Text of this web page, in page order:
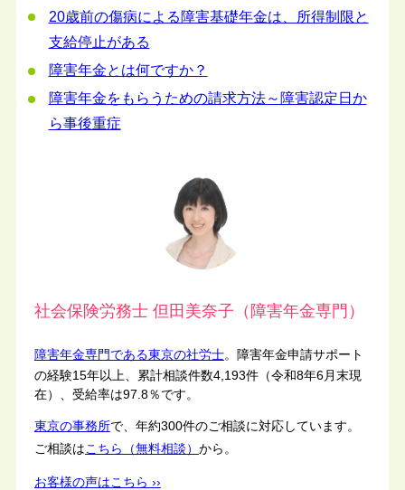
20歳前の傷病による障害基礎年金は、所得制限と
支給停止がある
障害年金とは何ですか？
障害年金をもらうための請求方法～障害認定日か
ら事後重症
社会保険労務士 但田美奈子（障害年金専門）
障害年金専門である東京の社労士。障害年金申請サポート
の経験15年以上、累計相談件数4,193件（令和8年6月末現
在）、受給率は97.8％です。
東京の事務所で、年約300件のご相談に対応しています。
ご相談はこちら（無料相談） から。
お客様の声はこちら ››